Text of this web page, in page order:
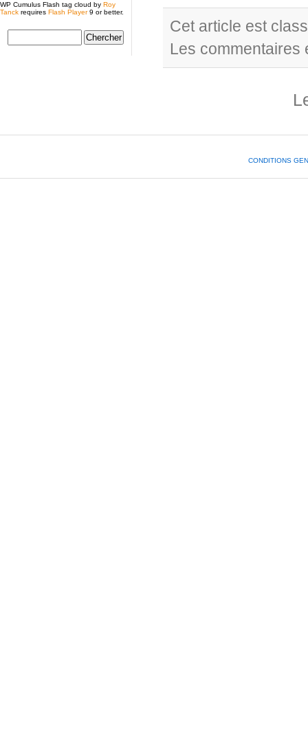
WP Cumulus Flash tag cloud by Roy
Tanck requires Flash Player9 or better.
Cet article est
Les commentaires
CONDITIONS